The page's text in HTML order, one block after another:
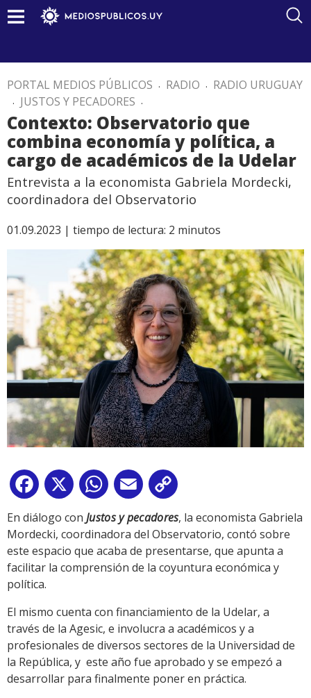
PORTAL MEDIOS PÚBLICOS . RADIO . RADIO URUGUAY
. JUSTOS Y PECADORES .
Contexto: Observatorio que
combina economía y política, a
cargo de académicos de la Udelar
Entrevista a la economista Gabriela Mordecki,
coordinadora del Observatorio
01.09.2023 | tiempo de lectura: 2 minutos
Facebook
X WhatsApp
Email
Link
En diálogo con Justos y pecadores, la economista Gabriela
Mordecki, coordinadora del Observatorio, contó sobre
este espacio que acaba de presentarse, que apunta a
facilitar la comprensión de la coyuntura económica y
política.
El mismo cuenta con financiamiento de la Udelar, a
través de la Agesic, e involucra a académicos y a
profesionales de diversos sectores de la Universidad de
la República, y este año fue aprobado y se empezó a
desarrollar para finalmente poner en práctica.